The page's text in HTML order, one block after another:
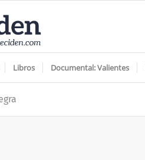
Libros Documental: Valientes